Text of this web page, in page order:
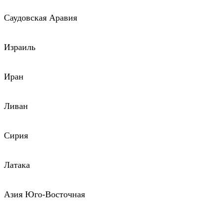
Саудовская Аравия
Израиль
Иран
Ливан
Сирия
Латака
Азия Юго-Восточная